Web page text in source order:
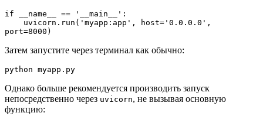
if __name__ == '__main__':
port=8000)
Затем запустите через терминал как обычно:
python myapp.py
Однако больше рекомендуется производить запуск
непосредственно через uvicorn, не вызывая основную
функцию: